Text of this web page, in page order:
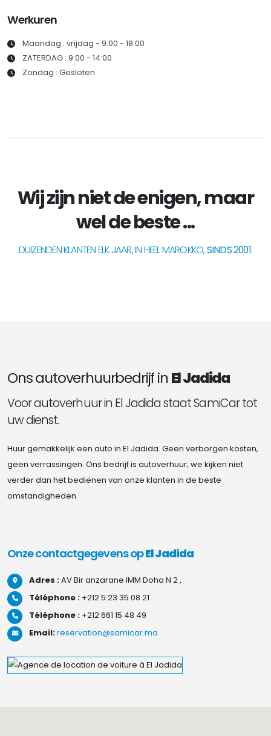
Werkuren
Maandag : vrijdag - 9:00 - 18:00
ZATERDAG : 9:00 - 14:00
Zondag : Gesloten
Wij zijn niet de enigen, maar
wel de beste ...
DUIZENDEN KLANTEN ELK JAAR, IN HEEL MAROKKO,SINDS 2001.
Ons autoverhuurbedrijf inEl Jadida
Voor autoverhuur in El Jadida staat SamiCar tot
uw dienst.
Huur gemakkelijk een auto in El Jadida. Geen verborgen kosten,
geen verrassingen. Ons bedrijf is autoverhuur; we kijken niet
verder dan het bedienen van onze klanten in de beste
omstandigheden.
Onze contactgegevens opEl Jadida
Adres :AV Bir anzarane IMM Doha N 2 ,
Téléphone : +212 5 23 35 08 21
Téléphone : +212 661 15 48 49
Email:reservation@samicar.ma